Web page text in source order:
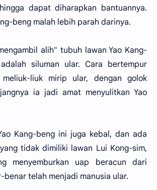
dapat diharapkan bantuannya.
beng malah lebih parah darinya.
alih" tubuh lawan Yao Kang-
siluman ular. Cara bertempur
liuk mirip ular, dengan golok
ia jadi amat menyulitkan Yao
Kang-beng ini juga kebal, dan ada
tidak dimiliki lawan Lui Kong-sim,
menyemburkan uap beracun dari
benar telah menjadi manusia ular.